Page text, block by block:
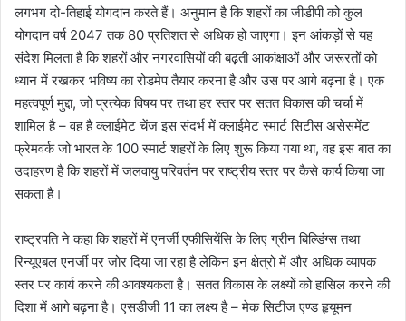
लगभग दो-तिहाई योगदान करते हैं। अनुमान है कि शहरों का जीडीपी को कुल
योगदान वर्ष 2047 तक 80 प्रतिशत से अधिक हो जाएगा। इन आंकड़ों से यह
संदेश मिलता है कि शहरों और नगरवासियों की बढ़ती आकांक्षाओं और जरूरतों को
ध्यान में रखकर भविष्य का रोडमेप तैयार करना है और उस पर आगे बढ़ना है। एक
महत्वपूर्ण मुद्दा, जो प्रत्येक विषय पर तथा हर स्तर पर सतत विकास की चर्चा में
शामिल है – वह है क्लाईमेट चेंज इस संदर्भ में क्लाईमेट स्मार्ट सिटीस असेसमेंट
फ्रेमवर्क जो भारत के 100 स्मार्ट शहरों के लिए शुरू किया गया था, वह इस बात का
उदाहरण है कि शहरों में जलवायु परिवर्तन पर राष्ट्रीय स्तर पर कैसे कार्य किया जा
सकता है।
राष्ट्रपति ने कहा कि शहरों में एनर्जी एफीसियेंसि के लिए ग्रीन बिल्डिंग्स तथा
रिन्यूएबल एनर्जी पर जोर दिया जा रहा है लेकिन इन क्षेत्रो में और अधिक व्यापक
स्तर पर कार्य करने की आवश्यकता है। सतत विकास के लक्ष्यों को हासिल करने की
दिशा में आगे बढ़ना है। एसडीजी 11 का लक्ष्य है – मेक सिटीज एण्ड हृयूमन